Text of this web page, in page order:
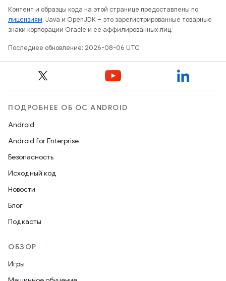
Контент и образцы кода на этой странице предоставлены по
лицензиям. Java и OpenJDK – это зарегистрированные товарные
знаки корпорации Oracle и ее аффилированных лиц.
Последнее обновление: 2026-08-06 UTC.
ПОДРОБНЕЕ ОБ ОС ANDROID
Android
Android for Enterprise
Безопасность
Исходный код
Новости
Блог
Подкасты
ОБЗОР
Игры